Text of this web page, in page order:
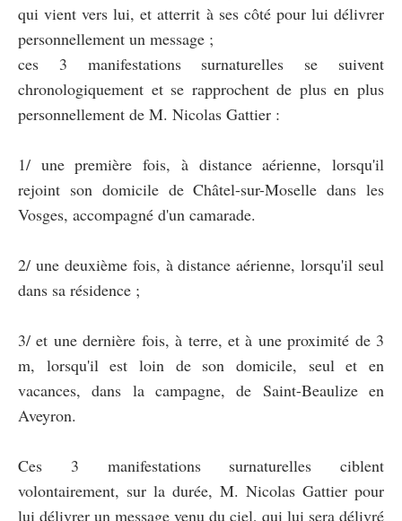
qui vient vers lui, et atterrit à ses côté pour lui délivrer
personnellement un message ;
ces 3 manifestations surnaturelles se suivent
chronologiquement et se rapprochent de plus en plus
personnellement de M. Nicolas Gattier :
1/ une première fois, à distance aérienne, lorsqu'il
rejoint son domicile de Châtel-sur-Moselle dans les
Vosges, accompagné d'un camarade.
2/ une deuxième fois, à distance aérienne, lorsqu'il seul
dans sa résidence ;
3/ et une dernière fois, à terre, et à une proximité de 3
m, lorsqu'il est loin de son domicile, seul et en
vacances, dans la campagne, de Saint-Beaulize en
Aveyron.
Ces 3 manifestations surnaturelles ciblent
volontairement, sur la durée, M. Nicolas Gattier pour
lui délivrer un message venu du ciel, qui lui sera délivré